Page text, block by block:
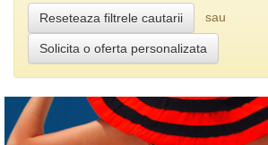
Reseteaza filtrele cautarii sau
Solicita o oferta personalizata